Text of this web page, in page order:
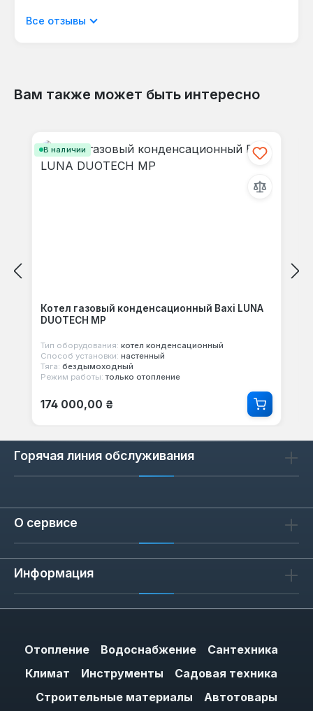
Отображать отзывы только на текущем
Все отзывы
Вам также может быть интересно
В наличии
Котел газовый конденсационный Baxi LUNA
DUOTECH MP
Тип оборудования: котел конденсационный
Способ установки: настенный
Тяга: бездымоходный
Режим работы: только отопление
Обычная цена:
174 000,00 ₴
Горячая линия обслуживания
О сервисе
Информация
Отопление Водоснабжение
Сантехника
Климат
Инструменты
Садовая техника
Строительные материалы
Автотовары